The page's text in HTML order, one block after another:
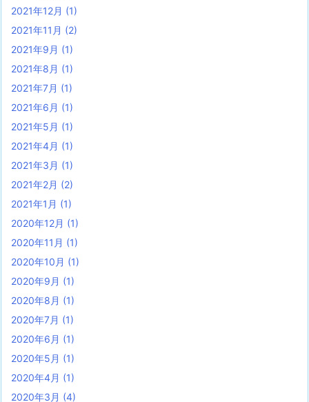
2021年12月 (1)
2021年11月 (2)
2021年9月 (1)
2021年8月 (1)
2021年7月 (1)
2021年6月 (1)
2021年5月 (1)
2021年4月 (1)
2021年3月 (1)
2021年2月 (2)
2021年1月 (1)
2020年12月 (1)
2020年11月 (1)
2020年10月 (1)
2020年9月 (1)
2020年8月 (1)
2020年7月 (1)
2020年6月 (1)
2020年5月 (1)
2020年4月 (1)
2020年3月 (4)